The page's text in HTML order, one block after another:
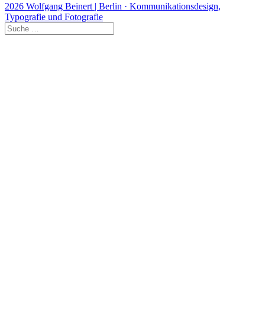
2026 Wolfgang Beinert | Berlin · Kommunikationsdesign,
Typografie und Fotografie